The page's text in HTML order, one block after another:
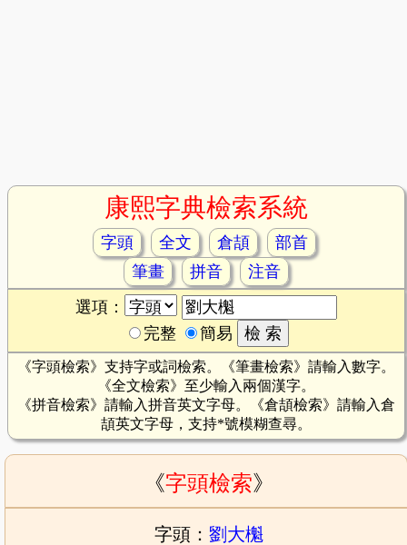
康熙字典檢索系統
字頭 全文 倉頡
部首
筆畫
拼音
注音
選項：
完整
簡易
《字頭檢索》支持字或詞檢索。《筆畫檢索》請輸入數字。
《全文檢索》至少輸入兩個漢字。
《拼音檢索》請輸入拼音英文字母。《倉頡檢索》請輸入倉
頡英文字母，支持*號模糊查尋。
《字頭檢索》
字頭： 劉大櫆